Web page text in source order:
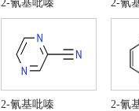
2-氰基吡嗪 2-氰
2-氰基吡嗪
2-氰